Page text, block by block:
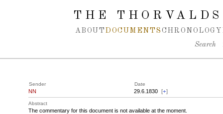
Spring navigation over
THE
ABOUT DOCUMENTS CHRONOLOGY
Search
Sender Date
NN 29.6.1830 [+]
Abstract
The commentary for this document is not available at the moment.